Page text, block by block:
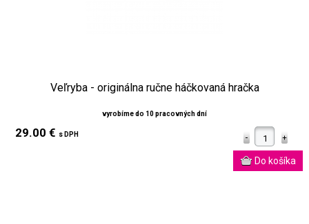
Veľryba - originálna ručne háčkovaná hračka
vyrobíme do 10 pracovných dní
29.00 € s DPH